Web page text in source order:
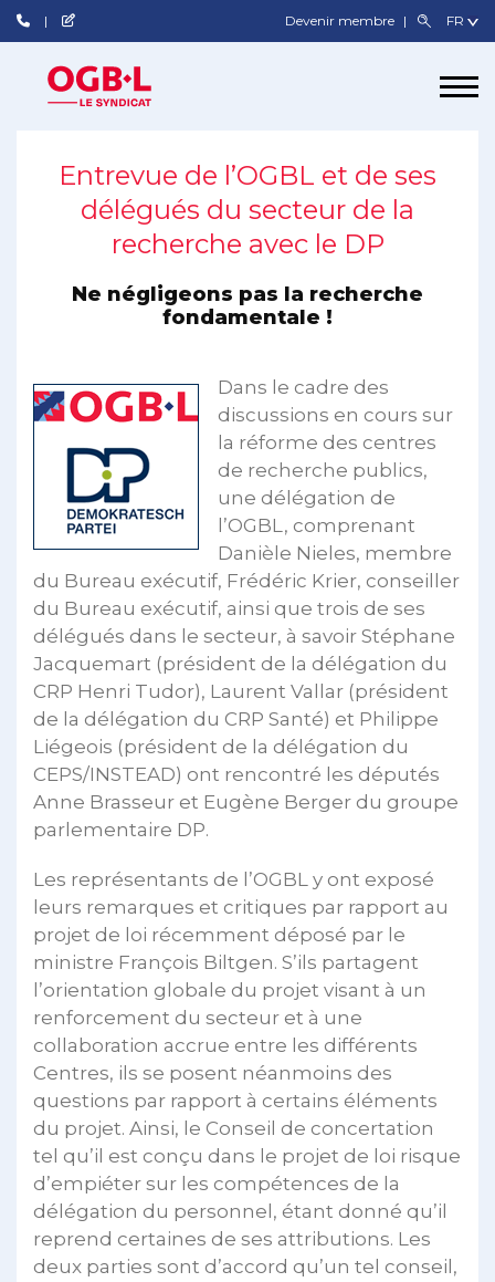
Devenir membre
Entrevue de l’OGBL et de ses
délégués du secteur de la
recherche avec le DP
Ne négligeons pas la recherche
fondamentale !
Dans le cadre des
discussions en cours sur
la réforme des centres
de recherche publics,
une délégation de
l’OGBL, comprenant
Danièle Nieles, membre
du Bureau exécutif, Frédéric Krier, conseiller
du Bureau exécutif, ainsi que trois de ses
délégués dans le secteur, à savoir Stéphane
Jacquemart (président de la délégation du
CRP Henri Tudor), Laurent Vallar (président
de la délégation du CRP Santé) et Philippe
Liégeois (président de la délégation du
CEPS/INSTEAD) ont rencontré les députés
Anne Brasseur et Eugène Berger du groupe
parlementaire DP.
Les représentants de l’OGBL y ont exposé
leurs remarques et critiques par rapport au
projet de loi récemment déposé par le
ministre François Biltgen. S’ils partagent
l’orientation globale du projet visant à un
renforcement du secteur et à une
collaboration accrue entre les différents
Centres, ils se posent néanmoins des
questions par rapport à certains éléments
du projet. Ainsi, le Conseil de concertation
tel qu’il est conçu dans le projet de loi risque
d’empiéter sur les compétences de la
délégation du personnel, étant donné qu’il
reprend certaines de ses attributions. Les
deux parties sont d’accord qu’un tel conseil,